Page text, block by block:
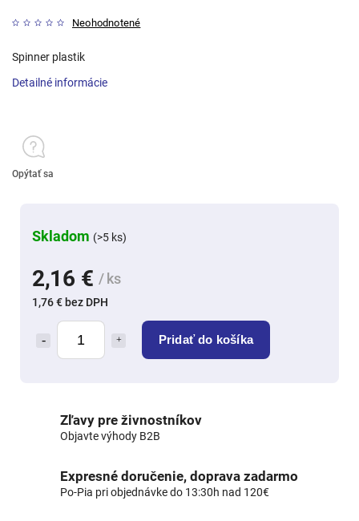
Neohodnotené
2,16 € / ks
1,76 € bez DPH
Pridať do košíka
Skladom (>5 ks)
Spinner plastik
Detailné informácie
Opýtať sa
Zľavy pre živnostníkov
Objavte výhody B2B
Expresné doručenie, doprava zadarmo
Po-Pia pri objednávke do 13:30h nad 120€